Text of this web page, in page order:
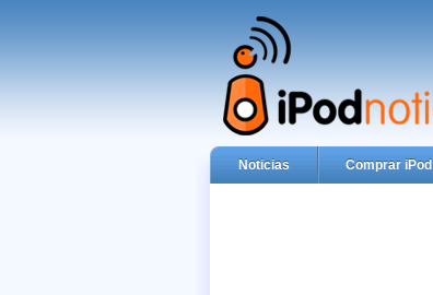
Noticias Comprar iPod